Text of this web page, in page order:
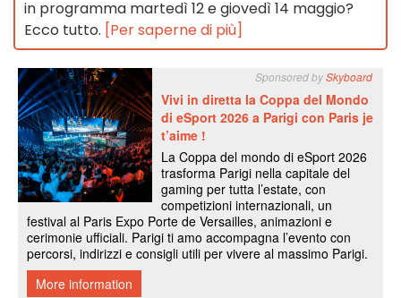
in programma martedì 12 e giovedì 14 maggio?
Ecco tutto. [Per saperne di più]